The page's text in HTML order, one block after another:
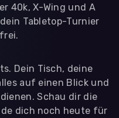
40k, X-Wing und A
Tabletop-Turnier
Dein Tisch, deine
auf einen Blick und
Schau dir die
dich noch heute für